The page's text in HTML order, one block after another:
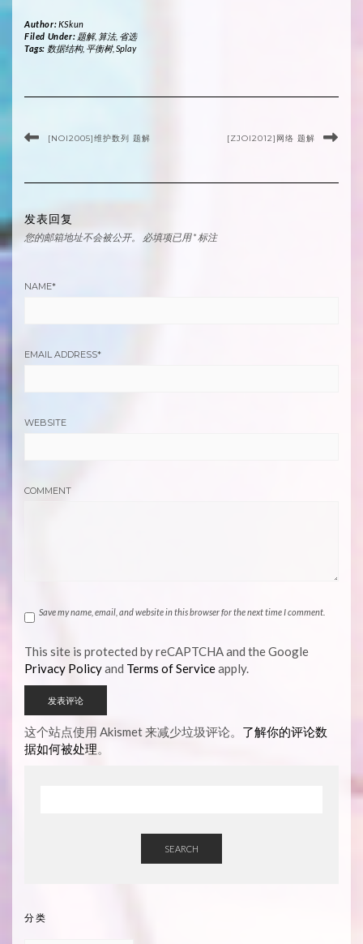
Author:KSkun
Filed Under: 题解, 算法, 省选
Tags: 数据结构, 平衡树, Splay
[NOI2005]维护数列 题解 [ZJOI2012]网络 题解
发表回复
您的邮箱地址不会被公开。 必填项已用*标注
NAME*
EMAIL ADDRESS*
WEBSITE
COMMENT
Save my name, email, and website in this browser for the next time I comment.
This site is protected by reCAPTCHA and the Google
Privacy Policyand Terms of Serviceapply.
这个站点使用 Akismet 来减少垃圾评论。 了解你的评论数
据如何被处理。
SEARCH
分类